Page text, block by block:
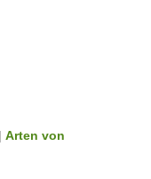
Arten von